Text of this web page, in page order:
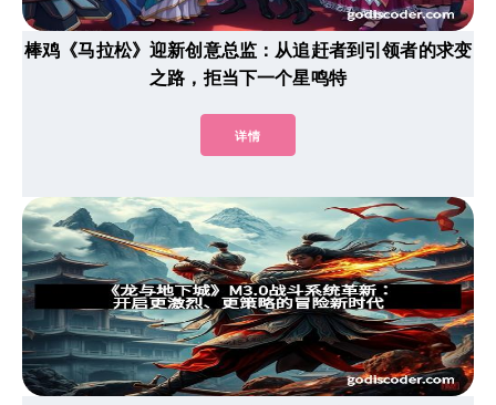
棒鸡《马拉松》迎新创意总监：从追赶者到引领者的求变
之路，拒当下一个星鸣特
详情